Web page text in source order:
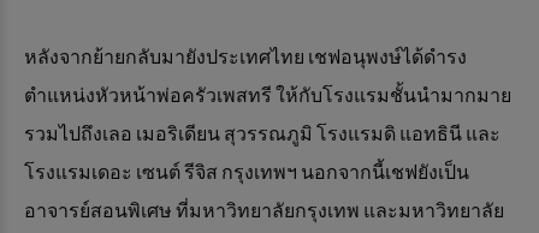
หลังจากย้ายกลับมายังประเทศไทย เชฟอนุพงษ์ได้ดำรง
ตำแหน่งหัวหน้าพ่อครัวเพสทรี ให้กับโรงแรมชั้นนำมากมาย
รวมไปถึงเลอ เมอริเดียน สุวรรณภูมิ โรงแรมดิ แอทธินี และ
โรงแรมเดอะ เซนต์ รีจิส กรุงเทพฯ นอกจากนี้เชฟยังเป็น
อาจารย์สอนพิเศษ ที่มหาวิทยาลัยกรุงเทพ และมหาวิทยาลัย